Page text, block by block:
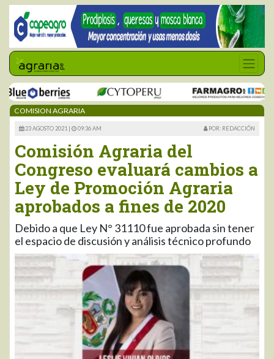
COMISION AGRARIA
23 AGOSTO 2021 | 09:36 AM POR: REDACCIÓN
Comisión Agraria del
Congreso evaluará cambios a
Ley de Promoción Agraria
aprobados a fines de 2020
Debido a que Ley N° 31110 fue aprobada sin tener
el espacio de discusión y análisis técnico profundo